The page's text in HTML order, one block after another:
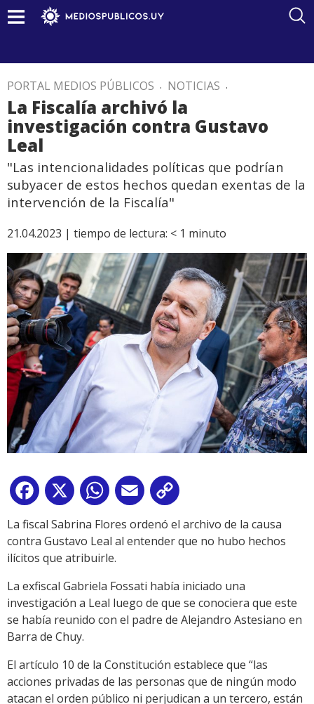
PORTAL MEDIOS PÚBLICOS . NOTICIAS .
La Fiscalía archivó la
investigación contra Gustavo
Leal
"Las intencionalidades políticas que podrían
subyacer de estos hechos quedan exentas de la
intervención de la Fiscalía"
21.04.2023 | tiempo de lectura: < 1 minuto
Facebook
X WhatsApp
Email
Link
La fiscal Sabrina Flores ordenó el archivo de la causa
contra Gustavo Leal al entender que no hubo hechos
ilícitos que atribuirle.
La exfiscal Gabriela Fossati había iniciado una
investigación a Leal luego de que se conociera que este
se había reunido con el padre de Alejandro Astesiano en
Barra de Chuy.
El artículo 10 de la Constitución establece que “las
acciones privadas de las personas que de ningún modo
atacan el orden público ni perjudican a un tercero, están